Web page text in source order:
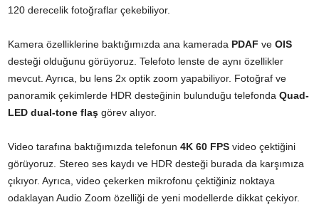
120 derecelik fotoğraflar çekebiliyor.
Kamera özelliklerine baktığımızda ana kamerada PDAF ve OIS
desteği olduğunu görüyoruz. Telefoto lenste de aynı özellikler
mevcut. Ayrıca, bu lens 2x optik zoom yapabiliyor. Fotoğraf ve
panoramik çekimlerde HDR desteğinin bulunduğu telefonda Quad-
LED dual-tone flaş görev alıyor.
Video tarafına baktığımızda telefonun 4K 60 FPS video çektiğini
görüyoruz. Stereo ses kaydı ve HDR desteği burada da karşımıza
çıkıyor. Ayrıca, video çekerken mikrofonu çektiğiniz noktaya
odaklayan Audio Zoom özelliği de yeni modellerde dikkat çekiyor.